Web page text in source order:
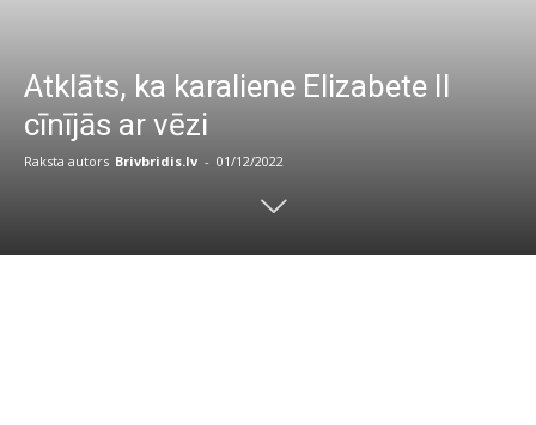
Atklāts, ka karaliene Elizabete II
cīnījās ar vēzi
Raksta autors Brivbridis.lv - 01/12/2022